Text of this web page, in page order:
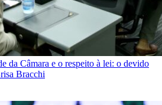
da Câmara e o respeito à lei: o devido
Bracchi